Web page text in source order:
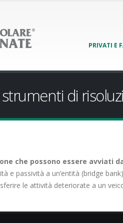
PRIVATI E
di
che possono essere avviati
e passività a un’entità (bridge
le attività deteriorate a un